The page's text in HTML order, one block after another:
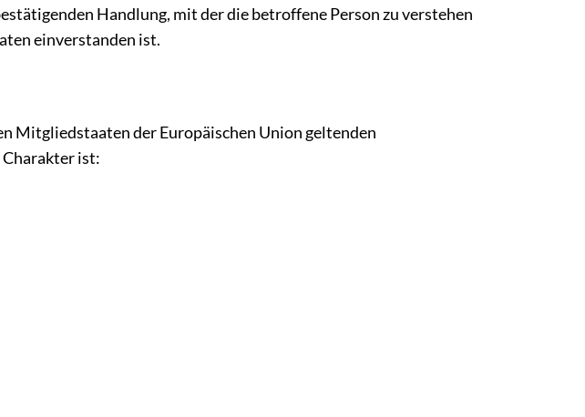
Handlung, mit der die betroffene Person zu verstehen
einverstanden ist.
Mitgliedstaaten der Europäischen Union geltenden
ist: